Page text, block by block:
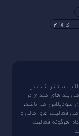
بای‌بهنام
منتشر شده در
بند های مندرج در
سودپلاس می باشد،
فعالیت های مالی و
هرگونه فعالیت